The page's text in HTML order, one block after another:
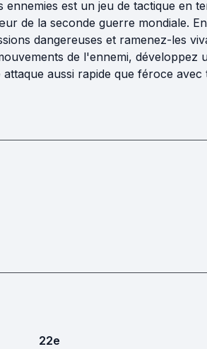
ennemies est un jeu de tactique en
de la seconde guerre mondiale.
dangereuses et ramenez-les
de l'ennemi,
aussi rapide que féroce avec
22e